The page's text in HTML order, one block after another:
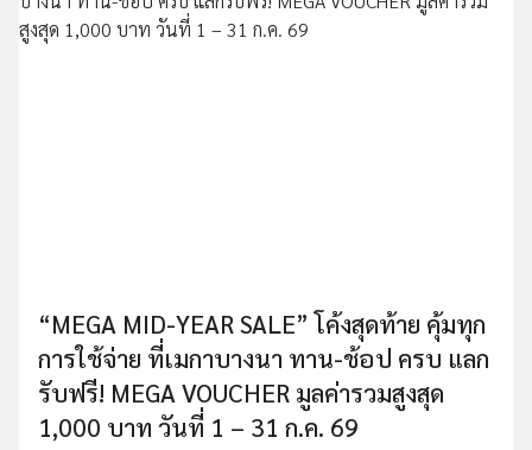
“MEGA MID-YEAR SALE” โค้งสุดท้าย คุ้มทุก
การใช้จ่าย ที่เมกาบางนา ทาน-ช้อป ครบ แลก
รับฟรี! MEGA VOUCHER มูลค่ารวมสูงสุด
1,000 บาท วันที่ 1 – 31 ก.ค. 69